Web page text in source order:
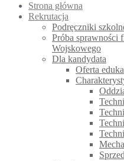
Strona główna
Rekrutacja
Podręczniki
Próba sprawności
Wojskowego
Dla kandydata
Oferta